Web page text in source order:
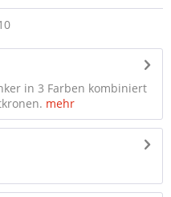
in 3 Farben kombiniert
mehr